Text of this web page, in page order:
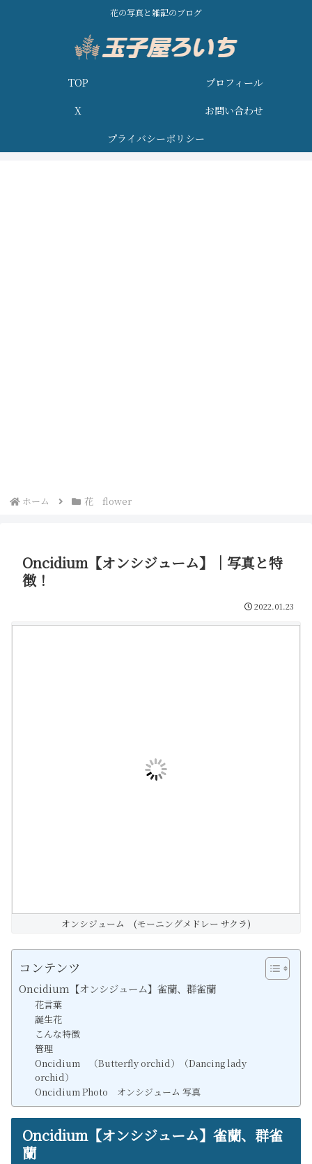
花の写真と雑記のブログ
TOP
プロフィール
X
お問い合わせ
プライバシーポリシー
ホーム 花 flower
Oncidium【オンシジューム】｜写真と特
徴！
2022.01.23
オンシジューム (モーニングメドレー サクラ)
コンテンツ
Oncidium【オンシジューム】雀蘭、群雀蘭
花言葉
誕生花
こんな特徴
管理
Oncidium （Butterfly orchid）（Dancing lady
orchid）
Oncidium Photo オンシジューム 写真
Oncidium【オンシジューム】雀蘭、群雀
蘭